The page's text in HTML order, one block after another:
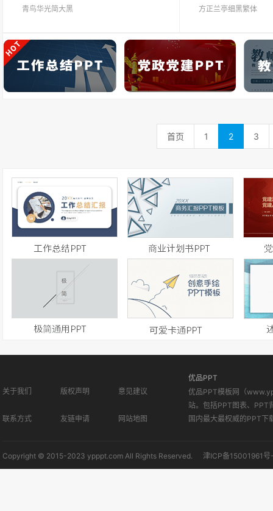
青鸟华光简大黑 方正兰亭细黑繁体
首页 1 2 3
关于我们 版权声明 意见建议
联系方式 友链申请 网站地图
优品PPT
优品PPT模板网（
站。包括PPT图表、PPT
国内最大最权威的PPT下
Copyright © 2015-2023 ypppt.com All Rights Reserved. 津ICP备15001961号